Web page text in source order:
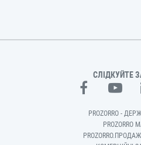
СЛІДКУЙТЕ
PROZORRO -
PROZORRO